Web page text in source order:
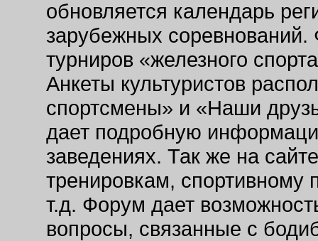
обновляется календарь
зарубежных соревнований.
турниров «железного
Анкеты культуристов
спортсмены» и «Наши
дает подробную
заведениях. Так же на
тренировкам, спортивному
т.д. Форум дает
вопросы, связанные с